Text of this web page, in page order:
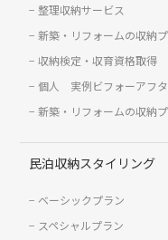
整理収納サービス
新築・リフォームの収納
収納検定・収育資格取得
個人 実例ビフォーアフ
新築・リフォームの収納
民泊収納スタイリング
ベーシックプラン
スペシャルプラン